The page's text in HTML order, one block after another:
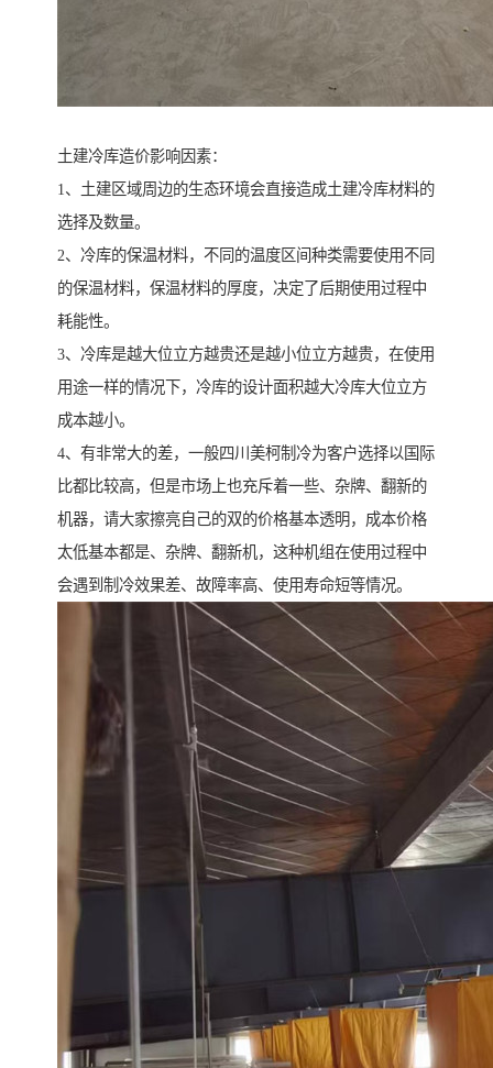
土建冷库造价影响因素：
1、土建区域周边的生态环境会直接造成土建冷库材料的
选择及数量。
2、冷库的保温材料，不同的温度区间种类需要使用不同
的保温材料，保温材料的厚度，决定了后期使用过程中
耗能性。
3、冷库是越大位立方越贵还是越小位立方越贵，在使用
用途一样的情况下，冷库的设计面积越大冷库大位立方
成本越小。
4、有非常大的差，一般四川美柯制冷为客户选择以国际
比都比较高，但是市场上也充斥着一些、杂牌、翻新的
机器，请大家擦亮自己的双的价格基本透明，成本价格
太低基本都是、杂牌、翻新机，这种机组在使用过程中
会遇到制冷效果差、故障率高、使用寿命短等情况。